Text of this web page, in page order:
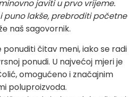
javiti u prvo vrijeme.
puno lakše, prebroditi početne
naš sagovornik.
ponuditi čitav meni, iako se radi
ponudi. U najvećoj mjeri je
omogućeno i značajnim
poluproizvoda.